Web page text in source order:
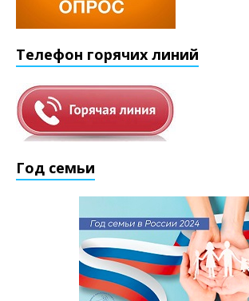
Телефон горячих линий
Год семьи